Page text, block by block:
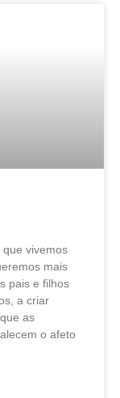
vivemos
mais
pais e filhos
a criar
as
o afeto